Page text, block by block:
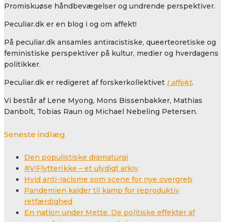
Promiskuøse håndbevægelser og undrende perspektiver.
Peculiar.dk er en blog i og om affekt!
På peculiar.dk ansamles antiracistiske, queerteoretiske og
feministiske perspektiver på kultur, medier og hverdagens
politikker.
Peculiar.dk er redigeret af forskerkollektivet I affekt.
Vi består af Lene Myong, Mons Bissenbakker, Mathias
Danbolt, Tobias Raun og Michael Nebeling Petersen.
Seneste indlæg
Den populistiske dramaturgi
#ViFlytterIkke – et ulydigt arkiv
Hvid anti-racisme som scene for nye overgreb
Pandemien kalder til kamp for reproduktiv
retfærdighed
En nation under Mette. De politiske effekter af